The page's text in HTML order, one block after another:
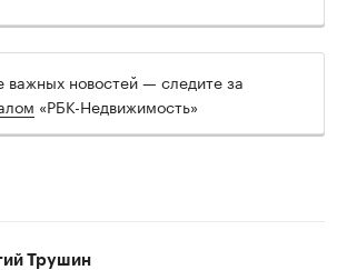
важных новостей — следите за
«РБК-Недвижимость»
Трушин